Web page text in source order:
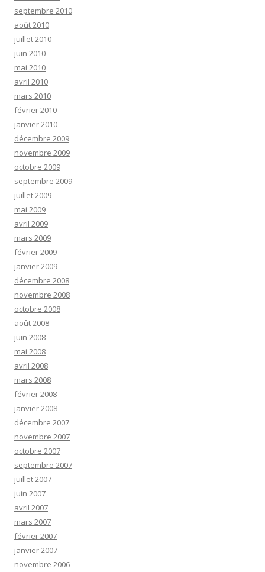
septembre 2010
août 2010
juillet 2010
juin 2010
mai 2010
avril 2010
mars 2010
février 2010
janvier 2010
décembre 2009
novembre 2009
octobre 2009
septembre 2009
juillet 2009
mai 2009
avril 2009
mars 2009
février 2009
janvier 2009
décembre 2008
novembre 2008
octobre 2008
août 2008
juin 2008
mai 2008
avril 2008
mars 2008
février 2008
janvier 2008
décembre 2007
novembre 2007
octobre 2007
septembre 2007
juillet 2007
juin 2007
avril 2007
mars 2007
février 2007
janvier 2007
novembre 2006